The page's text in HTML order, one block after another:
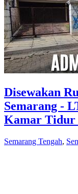
Disewakan
Semarang -
Kamar Tidur
Semarang Tengah,